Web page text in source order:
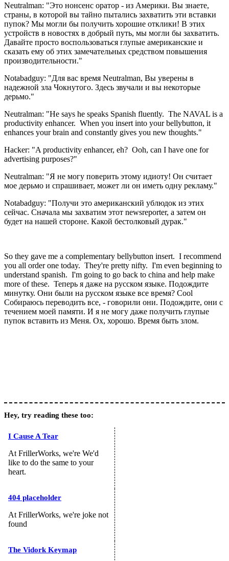
Neutralman: "Это нонсенс оратор - из Америки. Вы знаете,
страны, в которой вы тайно пытались захватить эти вставки
пупок? Мы могли бы получить хорошие отклики! В этих
устройств в новостях в добрый путь, мы могли бы захватить.
Давайте просто воспользоваться глупые американские и
сказать ему об этих замечательных средством повышения
производительности."
Notabadguy: "Для вас время Neutralman, Вы уверены в
надежной зла Чокнутого. Здесь звучали и вы некоторые
дерьмо."
Neutralman: "He says he speaks Spanish fluently. The NAVAL is a
productivity enhancer. When you insert into your bellybutton, it
enhances your brain and constantly gives you new thoughts."
Hacker: "A productivity enhancer, eh? Ooh, can I have one for
advertising purposes?"
Neutralman: "Я не могу поверить этому идиоту! Он считает
мое дерьмо и спрашивает, может ли он иметь одну рекламу."
Notabadguy: "Получи это американский ублюдок из этих
сейчас. Сначала мы захватим этот newsreporter, а затем он
будет на нашей стороне. Какой бестолковый дурак."
So they gave me a complementary bellybutton insert. I recommend
you all order one today. They're pretty nifty. I'm even beginning to
understand spanish. I'm going to go back to china and help make
more of these. Теперь я даже на русском языке. Подождите
минутку. Они были на русском языке все время? Cool
Собираюсь переводить все, - говорили они. Подождите, они с
течением моей памяти. И я не могу даже получить глупые
пупок вставить из Меня. Ох, хорошо. Время быть злом.
Hey, try reading these too:
I Cause A Tear
At FrillerWorks, we're We'd
like to do the same to your
heart.
404 placeholder
At FrillerWorks, we're joke not
found
The Vidork Keymap